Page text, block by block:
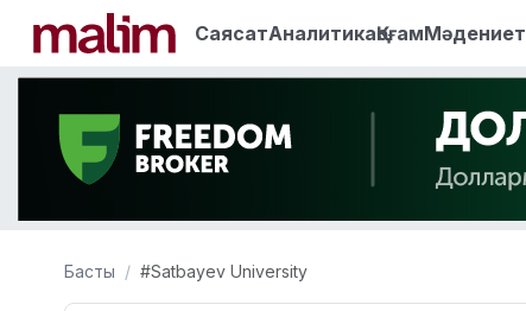
СаясатАналитикаҚоғамМәдениет
Басты #Satbayev University